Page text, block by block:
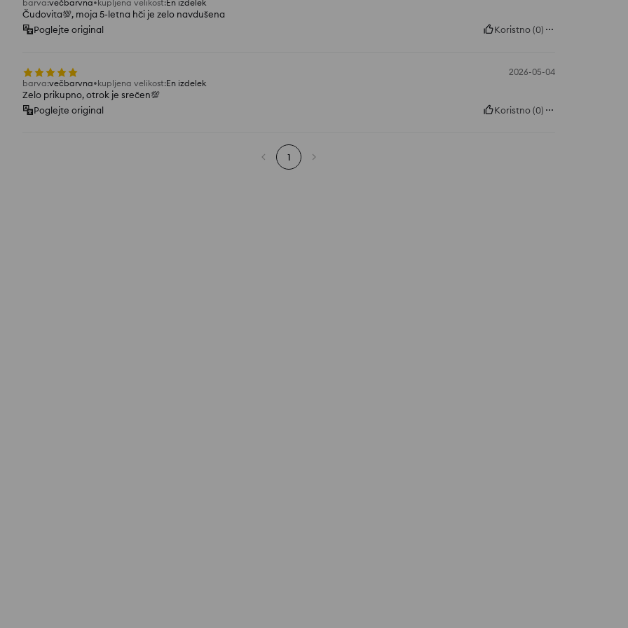
barva:večbarvna kupljena velikost:En izdelek
Čudovita💯, moja 5-letna hči je zelo navdušena
Poglejte original
Koristno(0)
2026-05-04
barva:večbarvna kupljena velikost:En izdelek
Zelo prikupno, otrok je srečen💯
Poglejte original
Koristno(0)
1